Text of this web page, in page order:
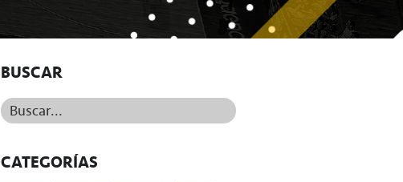
BUSCAR
Buscar...
CATEGORÍAS